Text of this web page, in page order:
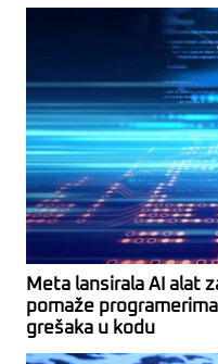
Meta lansirala AI alat
pomaže
grešaka u kodu